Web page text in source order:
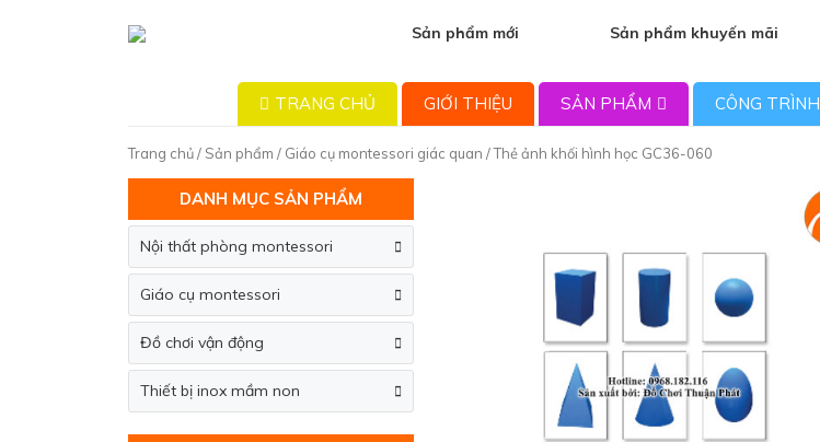
Sản phẩm mới Sản phẩm khuyến mãi
TRANG CHỦ GIỚI THIỆU SẢN PHẨM CÔNG TRÌNH
Trang chủ/ Sản phẩm / Giáo cụ montessori giác quan / Thẻ ảnh khối hình học GC36-060
DANH MỤC SẢN PHẨM
Nội thất phòng montessori
Giáo cụ montessori
Đồ chơi vận động
Thiết bị inox mầm non